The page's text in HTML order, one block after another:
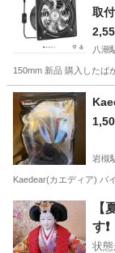
取
八潮
150mm 新品 購入したば
埼玉 八潮市
岩槻
Kaedear(カエディア) バ
埼玉 さいたま市【
す❗️
状